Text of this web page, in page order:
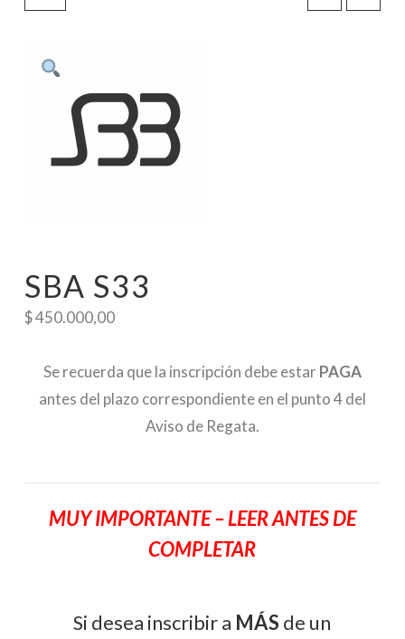
SBA S33
$450.000,00
Se recuerda que la inscripción debe estar PAGA
antes del plazo correspondiente en el punto 4 del
Aviso de Regata.
MUY IMPORTANTE – LEER ANTES DE
COMPLETAR
Si desea inscribir a MÁS de un